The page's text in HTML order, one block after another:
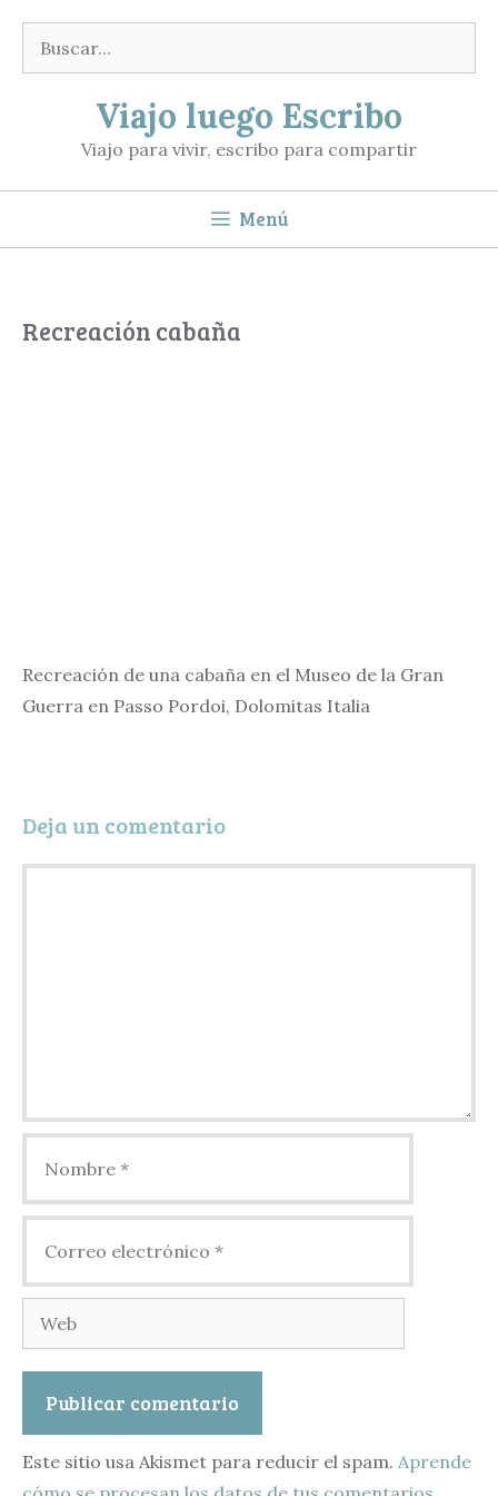
contenido
Buscar:
Viajo luego Escribo
Viajo para vivir, escribo para compartir
Menú
Recreación cabaña
Recreación de una cabaña en el Museo de la Gran
Guerra en Passo Pordoi, Dolomitas Italia
Deja un comentario
electrónico
Web
Este sitio usa Akismet para reducir el spam. Aprende